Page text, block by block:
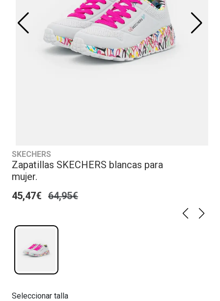
SKECHERS
Zapatillas SKECHERS blancas para
mujer.
45,47€ 64,95€
Seleccionar talla